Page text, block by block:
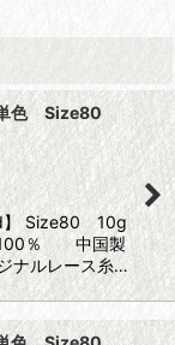
色 Size80
Size80 10g
100％ 中国製
ナルレース糸…